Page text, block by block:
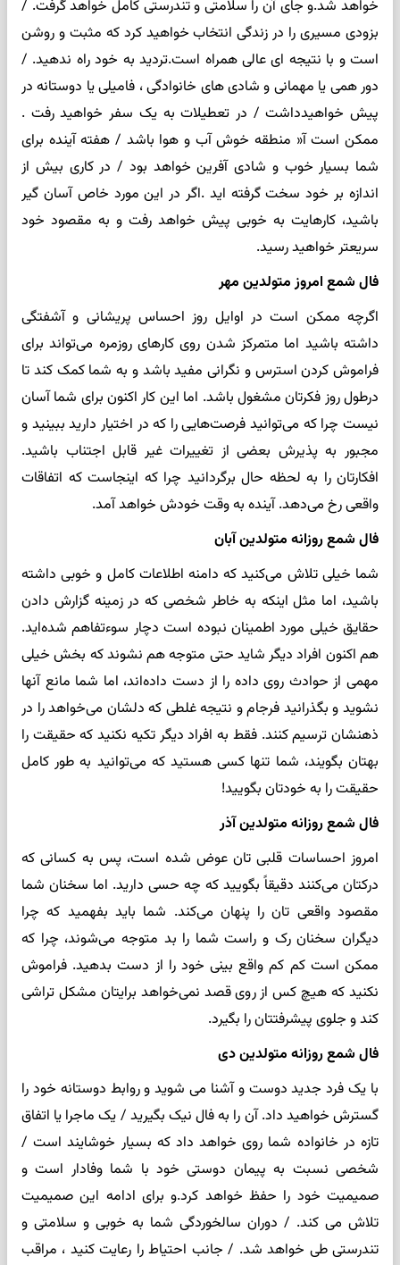
خواهد شد.و جای آن را سلامتی و تندرستی کامل خواهد گرفت. /
بزودی مسیری را در زندگی انتخاب خواهید کرد که مثبت و روشن
است و با نتیجه ای عالی همراه است.تردید به خود راه ندهید. /
دور همی یا مهمانی و شادی های خانوادگی ، فامیلی یا دوستانه در
پیش خواهیدداشت / در تعطیلات به یک سفر خواهید رفت .
ممکن است آ« منطقه خوش آب و هوا باشد / هفته آینده برای
شما بسیار خوب و شادی آفرین خواهد بود / در کاری بیش از
اندازه بر خود سخت گرفته اید .اگر در این مورد خاص آسان گیر
باشید، کارهایت به خوبی پیش خواهد رفت و به مقصود خود
سریعتر خواهید رسید.
فال شمع امروز متولدین مهر
اگرچه ممکن است در اوایل روز احساس پریشانی و آشفتگی
داشته باشید اما متمرکز شدن روی کارهای روزمره می‌تواند برای
فراموش کردن استرس و نگرانی مفید باشد و به شما کمک کند تا
درطول روز فکرتان مشغول باشد. اما این کار اکنون برای شما آسان
نیست چرا که می‌توانید فرصت‌هایی را که در اختیار دارید ببینید و
مجبور به پذیرش بعضی از تغییرات غیر قابل اجتناب باشید.
افکارتان را به لحظه حال برگردانید چرا که اینجاست که اتفاقات
واقعی رخ می‌دهد. آینده به وقت خودش خواهد آمد.
فال شمع روزانه متولدین آبان
شما خیلی تلاش می‌کنید که دامنه اطلاعات کامل و خوبی داشته
باشید، اما مثل اینکه به خاطر شخصی که در زمینه گزارش دادن
حقایق خیلی مورد اطمینان نبوده است دچار سوءتفاهم شده‌اید.
هم اکنون افراد دیگر شاید حتی متوجه هم نشوند که بخش خیلی
مهمی ‌از حوادث روی داده را از دست داده‌اند، اما شما مانع آنها
نشوید و بگذرانید فرجام و نتیجه غلطی که دلشان می‌خواهد را در
ذهنشان ترسیم کنند. فقط به افراد دیگر تکیه نکنید که حقیقت را
بهتان بگویند، شما تنها کسی هستید که می‌توانید به طور کامل
حقیقت را به خودتان بگویید!
فال شمع روزانه متولدین آذر
امروز احساسات قلبی تان عوض شده است، پس به کسانی که
درکتان می‌کنند دقیقاً بگویید که چه حسی دارید. اما سخنان شما
مقصود واقعی تان را پنهان می‌کند. شما باید بفهمید که چرا
دیگران سخنان رک و راست شما را بد متوجه می‌شوند، چرا که
ممکن است کم کم واقع بینی خود را از دست بدهید. فراموش
نکنید که هیچ کس از روی قصد نمی‌خواهد برایتان مشکل تراشی
کند و جلوی پیشرفتتان را بگیرد.
فال شمع روزانه متولدین دی
با یک فرد جدید دوست و آشنا می شوید و روابط دوستانه خود را
گسترش خواهید داد. آن را به فال نیک بگیرید / یک ماجرا یا اتفاق
تازه در خانواده شما روی خواهد داد که بسیار خوشایند است /
شخصی نسبت به پیمان دوستی خود با شما وفادار است و
صمیمیت خود را حفظ خواهد کرد.و برای ادامه این صمیمیت
تلاش می کند. / دوران سالخوردگی شما به خوبی و سلامتی و
تندرستی طی خواهد شد. / جانب احتیاط را رعایت کنید ، مراقب